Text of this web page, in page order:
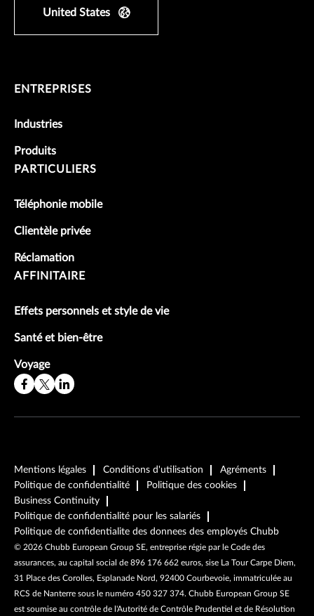
United States
ENTREPRISES
Industries
Produits
PARTICULIERS
Téléphonie mobile
Clientèle privée
Réclamation
AFFINITAIRE
Effets personnels et style de vie
Santé et bien-être
Voyage
Mentions légales Conditions d'utilisation
Agréments
Politique de confidentialité
Politique des cookies
Business Continuity
Politique de confidentialité pour les salariés
Politique de confidentialite des donnees des employés Chubb
© 2026 Chubb European Group SE, entreprise régie par le Code des
assurances, au capital social de 896 176 662 euros, sise La Tour Carpe Diem,
31 Place des Corolles, Esplanade Nord, 92400 Courbevoie, immatriculée au
RCS de Nanterre sous le numéro 450 327 374. Chubb European Group SE
est soumise au contrôle de l'Autorité de Contrôle Prudentiel et de Résolution